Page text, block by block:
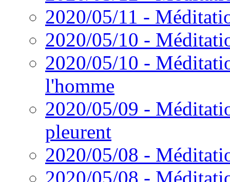
2020/05/11 -
2020/05/10 -
2020/05/10 -
l'homme
2020/05/09 -
pleurent
2020/05/08 -
2020/05/08 -